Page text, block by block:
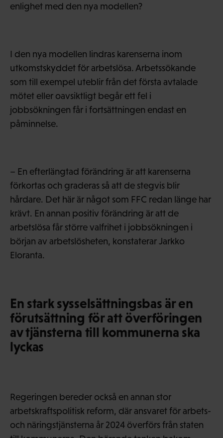
enlighet med den nya modellen?
I den nya modellen lindras karenserna inom
utkomstskyddet för arbetslösa. Arbetssökande
som till exempel uteblir från det första avtalade
mötet eller oavsiktligt begår ett fel i
jobbsökningen får i fortsättningen endast en
påminnelse.
– En efterlängtad förändring är att karenserna
förkortas och graderas så att de stegvis blir
hårdare. Det här är något som FFC redan länge har
krävt. En annan positiv förändring är att de
arbetslösa får större valfrihet i jobbsökningen i
början av arbetslösheten, konstaterar Jarkko
Eloranta.
En stark sysselsättningsbas är en
förutsättning för att överföringen
av tjänsterna till kommunerna ska
lyckas
Regeringen bereder också en annan stor
arbetskraftspolitisk reform, där ansvaret för arbets-
och näringstjänsterna år 2024 överförs från staten